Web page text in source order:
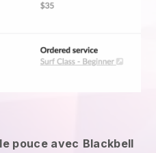
pouce avec Blackbell